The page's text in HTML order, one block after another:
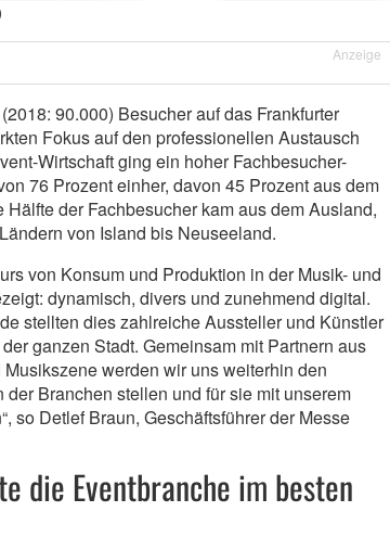
Anzeige
90.000) Besucher auf das Frankfurter
Fokus auf den professionellen Austausch
Wirtschaft ging ein hoher Fachbesucher-
76 Prozent einher, davon 45 Prozent aus dem
der Fachbesucher kam aus dem Ausland,
von Island bis Neuseeland.
von Konsum und Produktion in der Musik- und
dynamisch, divers und zunehmend digital.
stellten dies zahlreiche Aussteller und Künstler
ganzen Stadt. Gemeinsam mit Partnern aus
werden wir uns weiterhin den
Branchen stellen und für sie mit unserem
so Detlef Braun, Geschäftsführer der Messe
die Eventbranche im besten